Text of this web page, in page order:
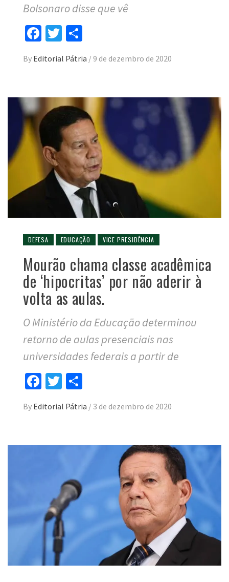
Bolsonaro disse que vê
Facebook
Twitter
By Editorial Pátria /9 de dezembro de 2020
DEFESA EDUCAÇÃO VICE PRESIDÊNCIA
Mourão chama classe acadêmica
de ‘hipocritas’ por não aderir à
volta as aulas.
O Ministério da Educação determinou
retorno de aulas presenciais nas
universidades federais a partir de
Facebook
Twitter
By Editorial Pátria / 3 de dezembro de 2020